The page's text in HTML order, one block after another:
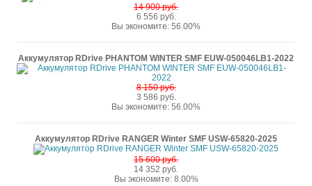
14 900 руб.
6 556 руб.
Вы экономите: 56.00%
Аккумулятор RDrive PHANTOM WINTER SMF EUW-050046LB1-2022
8 150 руб.
3 586 руб.
Вы экономите: 56.00%
Аккумулятор RDrive RANGER Winter SMF USW-65820-2025
15 600 руб.
14 352 руб.
Вы экономите: 8.00%